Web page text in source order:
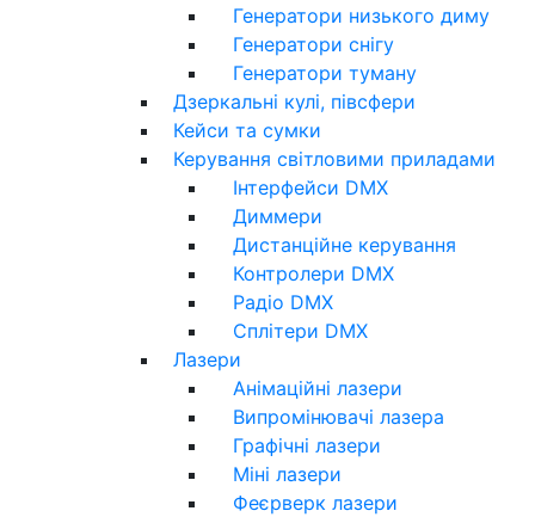
Генератори низького диму
Генератори снігу
Генератори туману
Дзеркальні кулі, півсфери
Кейси та сумки
Керування світловими приладами
Інтерфейси DMX
Диммери
Дистанційне керування
Контролери DMX
Радіо DMX
Сплітери DMX
Лазери
Анімаційні лазери
Випромінювачі лазера
Графічні лазери
Міні лазери
Феєрверк лазери